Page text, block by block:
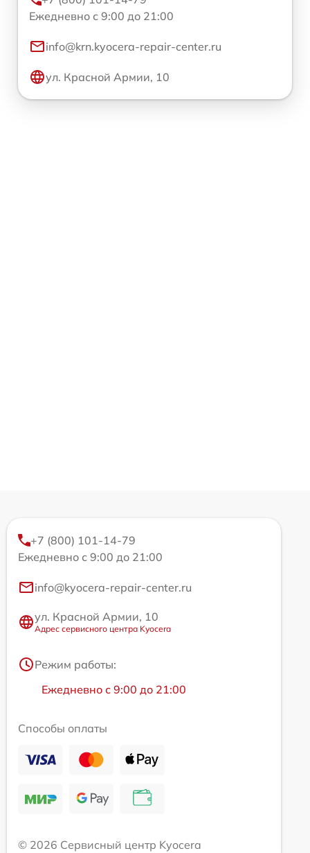
Ежедневно с 9:00 до 21:00
info@krn.kyocera-repair-center.ru
ул. Красной Армии, 10
+7 (800) 101-14-79
Ежедневно с 9:00 до 21:00
info@kyocera-repair-center.ru
ул. Красной Армии, 10
Адрес сервисного центра Kyocera
Режим работы:
Ежедневно с 9:00 до 21:00
Способы оплаты
© 2026 Сервисный центр Kyocera